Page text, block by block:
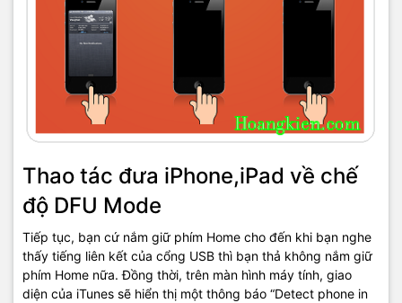
Thao tác đưa iPhone,iPad về chế
độ DFU Mode
Tiếp tục, bạn cứ nắm giữ phím Home cho đến khi bạn nghe
thấy tiếng liên kết của cổng USB thì bạn thả không nắm giữ
phím Home nữa. Đồng thời, trên màn hình máy tính, giao
diện của iTunes sẽ hiển thị một thông báo “Detect phone in